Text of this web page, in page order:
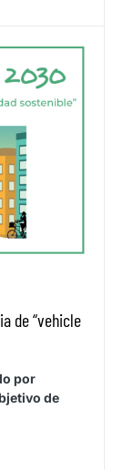
de “vehicle
por
de